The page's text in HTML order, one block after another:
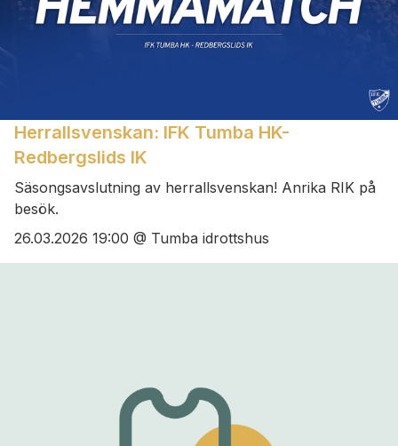
Herrallsvenskan: IFK Tumba HK-
Redbergslids IK
Säsongsavslutning av herrallsvenskan! Anrika RIK på
besök.
26.03.2026 19:00 @ Tumba idrottshus